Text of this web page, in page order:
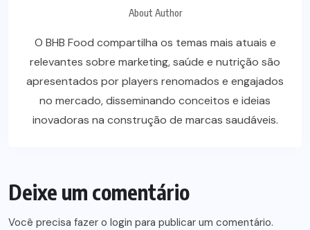
About Author
O BHB Food compartilha os temas mais atuais e
relevantes sobre marketing, saúde e nutrição são
apresentados por players renomados e engajados
no mercado, disseminando conceitos e ideias
inovadoras na construção de marcas saudáveis.
Deixe um comentário
Você precisa fazer o login para publicar um comentário.